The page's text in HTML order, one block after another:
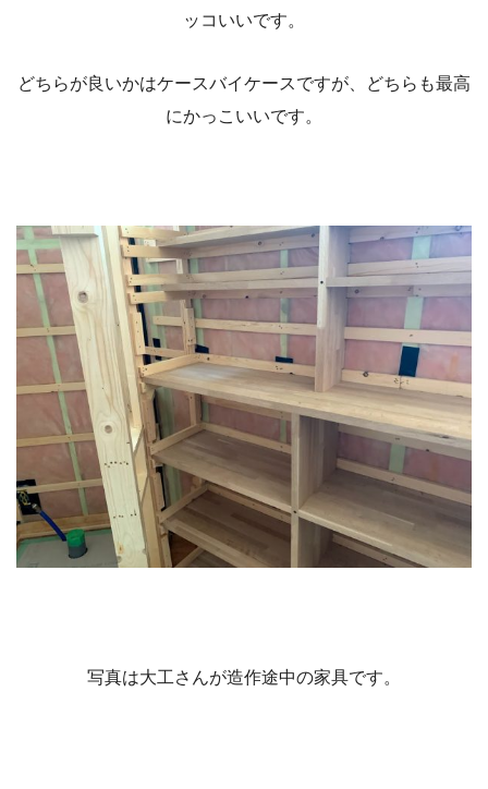
ッコいいです。
どちらが良いかはケースバイケースですが、どちらも最高
にかっこいいです。
写真は大工さんが造作途中の家具です。